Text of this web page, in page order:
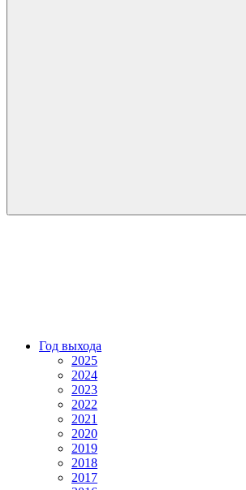
Год выхода
2025
2024
2023
2022
2021
2020
2019
2018
2017